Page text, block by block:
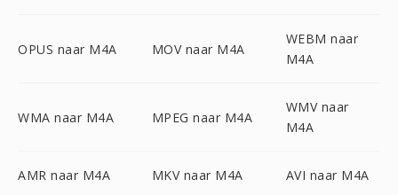
OPUS naar M4A MOV naar M4A
WEBM naar
M4A
WMA naar M4A MPEG naar M4A
WMV naar
M4A
AMR naar M4A MKV naar M4A AVI naar M4A